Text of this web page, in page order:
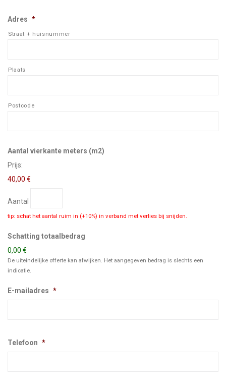
Adres *
Straat + huisnummer
Plaats
Postcode
Aantal vierkante meters (m2)
Prijs:
40,00 €
Aantal
tip: schat het aantal ruim in (+10%) in verband met verlies bij snijden.
Schatting totaalbedrag
0,00 €
De uiteindelijke offerte kan afwijken. Het aangegeven bedrag is slechts een
indicatie.
E-mailadres *
Telefoon *